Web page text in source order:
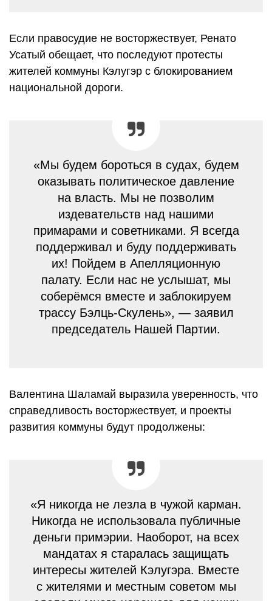
Если правосудие не восторжествует, Ренато
Усатый обещает, что последуют протесты
жителей коммуны Кэлугэр с блокированием
национальной дороги.
«Мы будем бороться в судах, будем
оказывать политическое давление
на власть. Мы не позволим
издевательств над нашими
примарами и советниками. Я всегда
поддерживал и буду поддерживать
их! Пойдем в Апелляционную
палату. Если нас не услышат, мы
соберёмся вместе и заблокируем
трассу Бэлць-Скулень», — заявил
председатель Нашей Партии.
Валентина Шаламай выразила уверенность, что
справедливость восторжествует, и проекты
развития коммуны будут продолжены:
«Я никогда не лезла в чужой карман.
Никогда не использовала публичные
деньги примэрии. Наоборот, на всех
мандатах я старалась защищать
интересы жителей Кэлугэра. Вместе
с жителями и местным советом мы